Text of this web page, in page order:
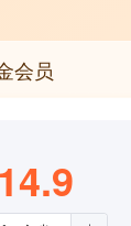
会员
14.9